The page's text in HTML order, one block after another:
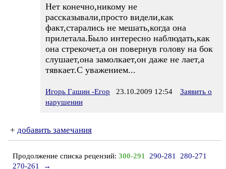
Нет конечно,никому не
рассказывали,просто видели,как
факт,старались не мешать,когда она
прилетала.Было интересно наблюдать,как
она стрекочет,а он повернув голову на бок
слушает,она замолкает,он даже не лает,а
тявкает.С уважением...
Игорь Гашин -Егор 23.10.2009 12:54
Заявить о
нарушении
+ добавить замечания
Продолжение списка рецензий: 300-291 290-281
280-271
270-261
→